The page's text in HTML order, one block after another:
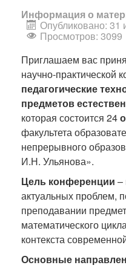
Информация о
Опубликовано: 31
Просмотров: 3099
Приглашаем вас
научно-практической
педагогические
предметов
которая состоится 24
факультета
непрерывного
И.Н. Ульянова».
Цель конференции –
актуальных проблем,
преподавании
математического
контекста
Основные